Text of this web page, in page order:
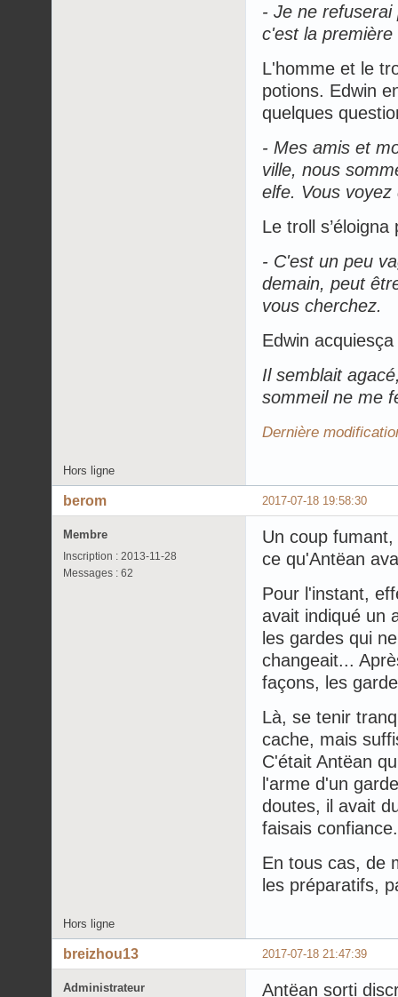
- Je ne
c'est la
L'homme et le
potions. Edwin
quelques
- Mes amis et
ville, nous
elfe. Vous
Le troll
- C'est un peu
demain, peut
vous cherchez.
Edwin
Il semblait
sommeil ne me
Dernière
Hors ligne
2017-07-18 19:58:30
berom
Membre
Inscription : 2013-11-28
Messages : 62
Un coup
ce qu'Antëan
Pour l'instant,
avait indiqué un
les gardes qui
changeait...
façons, les
Là, se tenir
cache, mais
C'était Antëan
l'arme d'un
doutes, il avait
faisais confiance.
En tous cas, de
les préparatifs,
Hors ligne
2017-07-18 21:47:39
breizhou13
Administrateur Antëan sorti